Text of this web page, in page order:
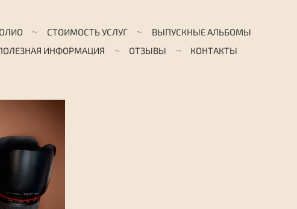
СТОИМОСТЬ УСЛУГ
ВЫПУСКНЫЕ АЛЬБОМЫ
ИНФОРМАЦИЯ ОТЗЫВЫ КОНТАКТЫ